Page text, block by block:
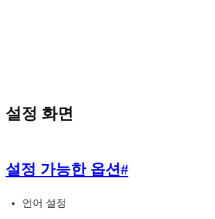
설정 화면
설정 가능한 옵션#
언어 설정